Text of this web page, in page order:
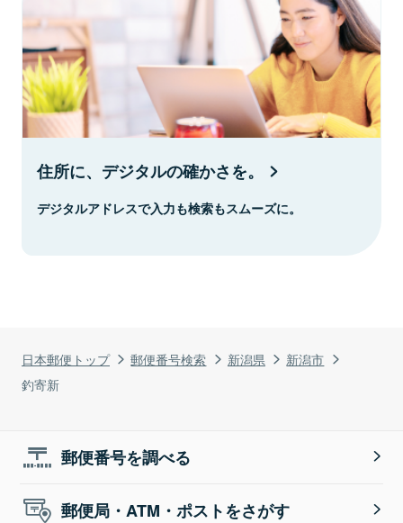
日本郵便トップ 郵便番号検索 新潟県
新潟市
釣寄新
住所に、デジタルの確かさを。
デジタルアドレスで入力も検索もスムーズに。
郵便番号を調べる
郵便局・ATM・ポストをさがす